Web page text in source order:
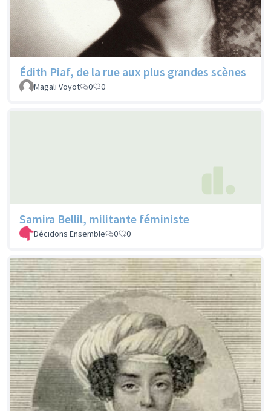
Édith Piaf, de la rue aux plus grandes scènes
Magali Voyot 0 0
Samira Bellil, militante féministe
Décidons Ensemble 0 0